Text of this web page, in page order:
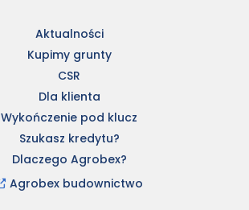
Aktualności
Kupimy grunty
CSR
Dla klienta
Wykończenie pod klucz
Szukasz kredytu?
Dlaczego Agrobex?
Agrobex budownictwo